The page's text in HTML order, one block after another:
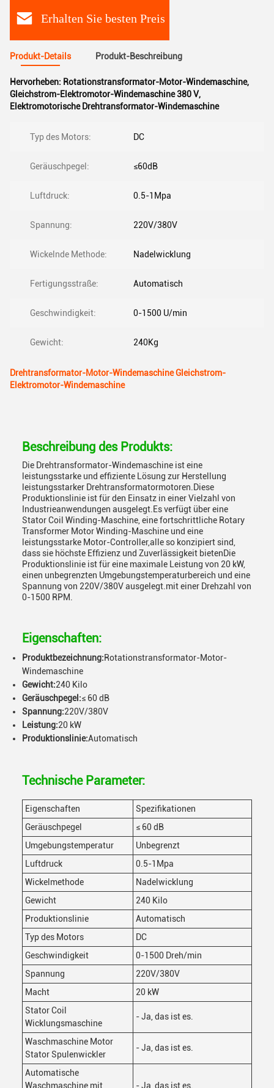
Erhalten Sie besten Preis
Produkt-Details Produkt-Beschreibung
Hervorheben: Rotationstransformator-Motor-Windemaschine,
Gleichstrom-Elektromotor-Windemaschine 380 V,
Elektromotorische Drehtransformator-Windemaschine
Typ des Motors: DC
Geräuschpegel: ≤60dB
Luftdruck: 0.5-1Mpa
Spannung: 220V/380V
Wickelnde Methode: Nadelwicklung
Fertigungsstraße: Automatisch
Geschwindigkeit: 0-1500 U/min
Gewicht: 240Kg
Drehtransformator-Motor-Windemaschine Gleichstrom-
Elektromotor-Windemaschine
Beschreibung des Produkts:
Die Drehtransformator-Windemaschine ist eine
leistungsstarke und effiziente Lösung zur Herstellung
leistungsstarker Drehtransformatormotoren.Diese
Produktionslinie ist für den Einsatz in einer Vielzahl von
Industrieanwendungen ausgelegt.Es verfügt über eine
Stator Coil Winding-Maschine, eine fortschrittliche Rotary
Transformer Motor Winding-Maschine und eine
leistungsstarke Motor-Controller,alle so konzipiert sind,
dass sie höchste Effizienz und Zuverlässigkeit bietenDie
Produktionslinie ist für eine maximale Leistung von 20 kW,
einen unbegrenzten Umgebungstemperaturbereich und eine
Spannung von 220V/380V ausgelegt.mit einer Drehzahl von
0-1500 RPM.
Eigenschaften:
Produktbezeichnung:Rotationstransformator-Motor-
Windemaschine
Gewicht:240 Kilo
Geräuschpegel:≤ 60 dB
Spannung:220V/380V
Leistung:20 kW
Produktionslinie:Automatisch
Technische Parameter:
Eigenschaften
Spezifikationen
Geräuschpegel
≤ 60 dB
Umgebungstemperatur
Unbegrenzt
Luftdruck
0.5-1Mpa
Wickelmethode
Nadelwicklung
Gewicht
240 Kilo
Produktionslinie
Automatisch
Typ des Motors
DC
Geschwindigkeit
0-1500 Dreh/min
Spannung
220V/380V
Macht
20 kW
Stator Coil
Wicklungsmaschine
- Ja, das ist es.
Waschmaschine Motor
Stator Spulenwickler
- Ja, das ist es.
Automatische
Waschmaschine mit
- Ja, das ist es.